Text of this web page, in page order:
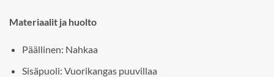
Materiaalit ja huolto
Päällinen: Nahkaa
Sisäpuoli: Vuorikangas puuvillaa